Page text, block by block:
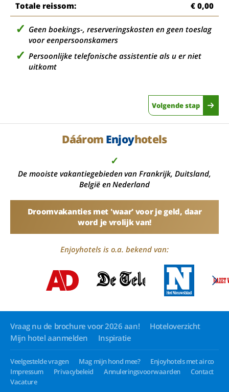
Totale reissom: € 0,00
Geen boekings-, reserveringskosten en geen toeslag
voor eenpersoonskamers
Persoonlijke telefonische assistentie als u er niet
uitkomt
Volgende stap
Dáárom Enjoyhotels
✓
De mooiste vakantiegebieden van Frankrijk, Duitsland,
België en Nederland
Droomvakanties met 'waar' voor je geld, daar
word je vrolijk van!
Enjoyhotels is o.a. bekend van:
Vraag nu de brochure voor 2026 aan!
Hoteloverzicht
Mijn hotel aanmelden
Inspiratie
Veelgestelde vragen Mag mijn hond mee?
Enjoyhotels met airco
Impressum
Privacybeleid Annuleringsvoorwaarden
Contact
Vacature